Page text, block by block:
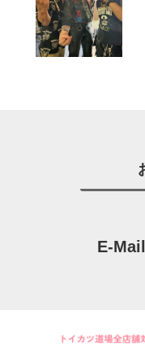
E-Mail